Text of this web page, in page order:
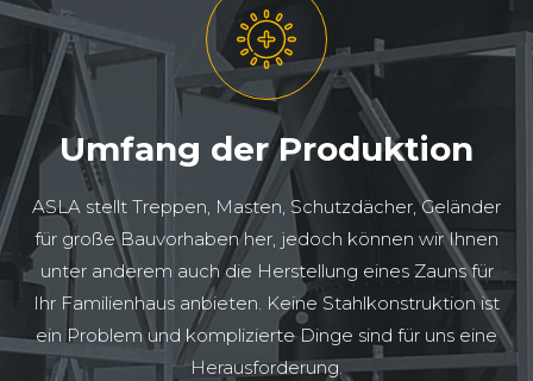
Umfang der Produktion
ASLA stellt Treppen, Masten, Schutzdächer, Geländer
für große Bauvorhaben her, jedoch können wir Ihnen
unter anderem auch die Herstellung eines Zauns für
Ihr Familienhaus anbieten. Keine Stahlkonstruktion ist
ein Problem und komplizierte Dinge sind für uns eine
Herausforderung.